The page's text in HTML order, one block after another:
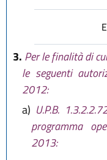
3. Per le finalità di
le seguenti
2012:
a) U.P.B.
programma
2013: